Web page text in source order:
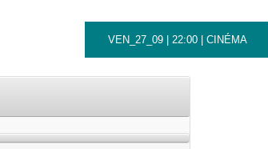
VEN_27_09 | 22:00 | CINÉMA